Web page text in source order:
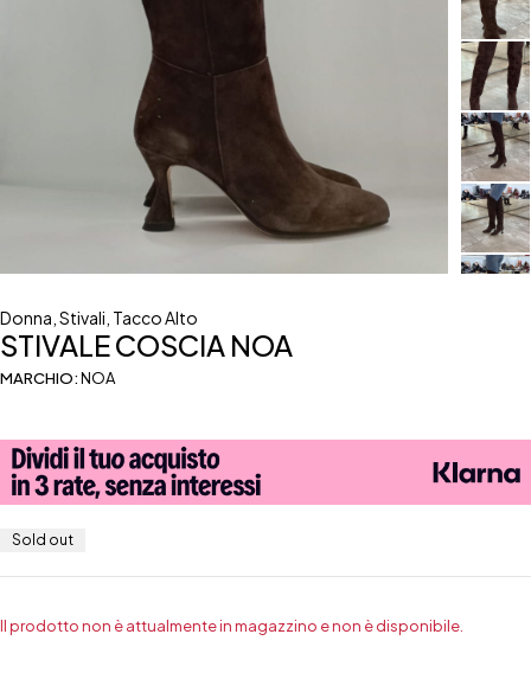
Donna Stivali Tacco Alto
STIVALE COSCIA NOA
MARCHIO:NOA
Sold out
Il prodotto non è attualmente in magazzino e non è disponibile.